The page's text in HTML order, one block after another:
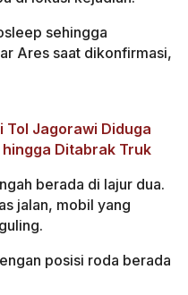
sehingga
Ares saat dikonfirmasi,
Tol Jagorawi Diduga
Ditabrak Truk
berada di lajur dua.
jalan, mobil yang
posisi roda berada